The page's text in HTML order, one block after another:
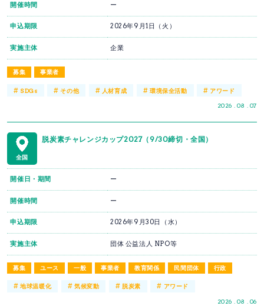
募集 事業者
2026 . 08 . 07
開催時間 ー
申込期限 2026年9月1日（火）
実施主体 企業
#SDGs #その他 # 人材育成 # 環境保全活動 # アワード
全国
脱炭素チャレンジカップ2027（9/30締切・全国）
募集 ユース 一般 事業者 教育関係 民間団体 行政
2026 . 08 . 06
開催日・期間 ー
開催時間 ー
申込期限 2026年9月30日（水）
実施主体 団体 公益法人 NPO等
#地球温暖化 # 気候変動 #脱炭素 # アワード